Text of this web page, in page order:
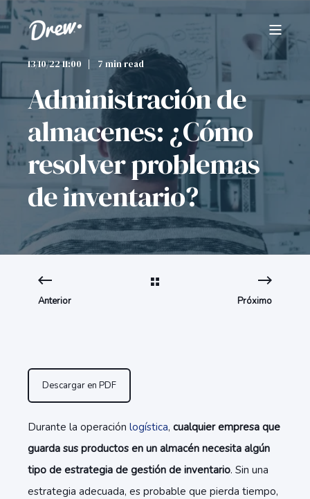
13/10/22 11:00 7 min read
Administración de
almacenes: ¿Cómo
resolver problemas
de inventario?
Anterior Próximo
Descargar en PDF
Durante la operación logística, cualquier empresa que
guarda sus productos en un almacén necesita algún
tipo de estrategia de gestión de inventario. Sin una
estrategia adecuada, es probable que pierda tiempo,